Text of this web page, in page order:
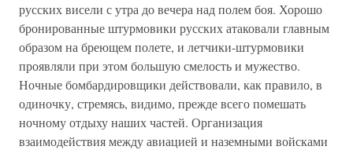
русских висели с утра до вечера над полем боя. Хорошо
бронированные штурмовики русских атаковали главным
образом на бреющем полете, и летчики-штурмовики
проявляли при этом большую смелость и мужество.
Ночные бомбардировщики действовали, как правило, в
одиночку, стремясь, видимо, прежде всего помешать
ночному отдыху наших частей. Организация
взаимодействия между авиацией и наземными войсками